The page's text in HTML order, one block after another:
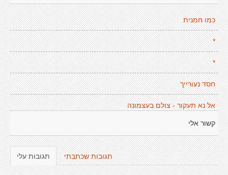
כמו חמנית
*
*
חסד נעורייך
אל נא תעקור - צולם בעצמונה
קשור אלי
תגובות עלי תגובות שכתבתי